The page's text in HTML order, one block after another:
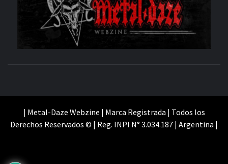
| Metal-Daze Webzine | Marca Registrada | Todos los
Derechos Reservados © | Reg. INPI N° 3.034.187 | Argentina |